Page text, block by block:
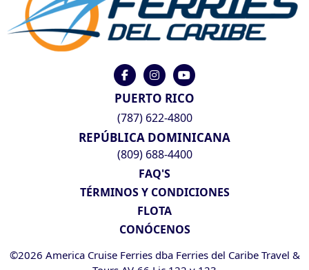
PUERTO RICO
(787) 622-4800
REPÚBLICA DOMINICANA
(809) 688-4400
FAQ'S
TÉRMINOS Y CONDICIONES
FLOTA
CONÓCENOS
©2026 America Cruise Ferries dba Ferries del Caribe Travel &